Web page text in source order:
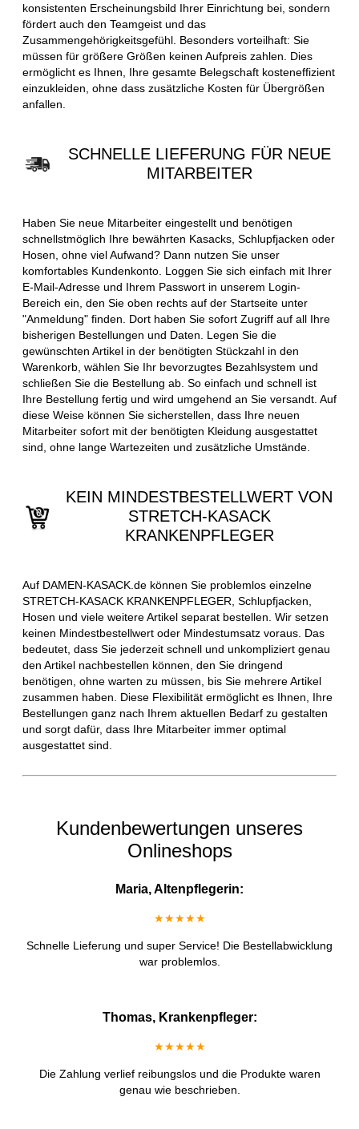
konsistenten Erscheinungsbild Ihrer Einrichtung bei, sondern
fördert auch den Teamgeist und das
Zusammengehörigkeitsgefühl. Besonders vorteilhaft: Sie
müssen für größere Größen keinen Aufpreis zahlen. Dies
ermöglicht es Ihnen, Ihre gesamte Belegschaft kosteneffizient
einzukleiden, ohne dass zusätzliche Kosten für Übergrößen
anfallen.
SCHNELLE LIEFERUNG FÜR NEUE
MITARBEITER
Haben Sie neue Mitarbeiter eingestellt und benötigen
schnellstmöglich Ihre bewährten Kasacks, Schlupfjacken oder
Hosen, ohne viel Aufwand? Dann nutzen Sie unser
komfortables Kundenkonto. Loggen Sie sich einfach mit Ihrer
E-Mail-Adresse und Ihrem Passwort in unserem Login-
Bereich ein, den Sie oben rechts auf der Startseite unter
"Anmeldung" finden. Dort haben Sie sofort Zugriff auf all Ihre
bisherigen Bestellungen und Daten. Legen Sie die
gewünschten Artikel in der benötigten Stückzahl in den
Warenkorb, wählen Sie Ihr bevorzugtes Bezahlsystem und
schließen Sie die Bestellung ab. So einfach und schnell ist
Ihre Bestellung fertig und wird umgehend an Sie versandt. Auf
diese Weise können Sie sicherstellen, dass Ihre neuen
Mitarbeiter sofort mit der benötigten Kleidung ausgestattet
sind, ohne lange Wartezeiten und zusätzliche Umstände.
KEIN MINDESTBESTELLWERT VON
STRETCH-KASACK
KRANKENPFLEGER
Auf DAMEN-KASACK.de können Sie problemlos einzelne
STRETCH-KASACK KRANKENPFLEGER, Schlupfjacken,
Hosen und viele weitere Artikel separat bestellen. Wir setzen
keinen Mindestbestellwert oder Mindestumsatz voraus. Das
bedeutet, dass Sie jederzeit schnell und unkompliziert genau
den Artikel nachbestellen können, den Sie dringend
benötigen, ohne warten zu müssen, bis Sie mehrere Artikel
zusammen haben. Diese Flexibilität ermöglicht es Ihnen, Ihre
Bestellungen ganz nach Ihrem aktuellen Bedarf zu gestalten
und sorgt dafür, dass Ihre Mitarbeiter immer optimal
ausgestattet sind.
Kundenbewertungen unseres
Onlineshops
Maria, Altenpflegerin:
★★★★★
Schnelle Lieferung und super Service! Die Bestellabwicklung
war problemlos.
Thomas, Krankenpfleger:
★★★★★
Die Zahlung verlief reibungslos und die Produkte waren
genau wie beschrieben.